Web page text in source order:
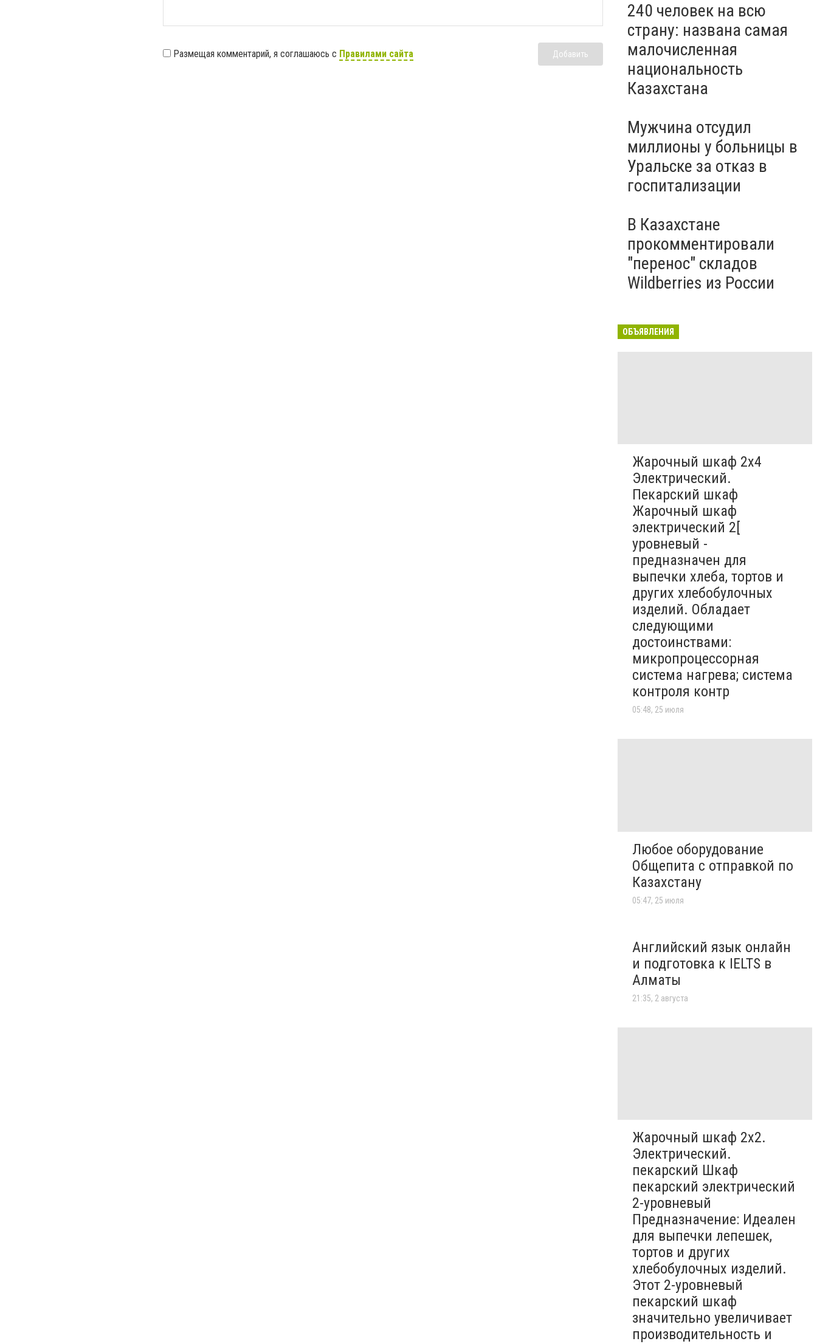
Размещая комментарий, я соглашаюсь с Правилами сайта Добавить
240 человек на всю
страну: названа самая
малочисленная
национальность
Казахстана
Мужчина отсудил
миллионы у больницы в
Уральске за отказ в
госпитализации
В Казахстане
прокомментировали
"перенос" складов
Wildberries из России
ОБЪЯВЛЕНИЯ
Жарочный шкаф 2х4
Электрический.
Пекарский шкаф
Жарочный шкаф
электрический 2[
уровневый -
предназначен для
выпечки хлеба, тортов и
других хлебобулочных
изделий. Обладает
следующими
достоинствами:
микропроцессорная
система нагрева; система
контроля контр
05:48, 25 июля
Любое оборудование
Общепита с отправкой по
Казахстану
05:47, 25 июля
Английский язык онлайн
и подготовка к IELTS в
Алматы
21:35, 2 августа
Жарочный шкаф 2х2.
Электрический.
пекарский Шкаф
пекарский электрический
2-уровневый
Предназначение: Идеален
для выпечки лепешек,
тортов и других
хлебобулочных изделий.
Этот 2-уровневый
пекарский шкаф
значительно увеличивает
производительность и